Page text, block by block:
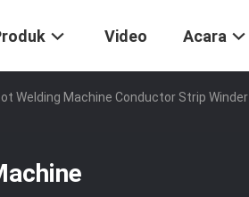
Video Acara
Welding Machine Conductor Strip Winder